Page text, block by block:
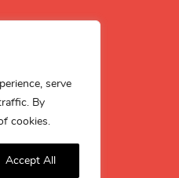
serve
By
cookies.
Accept All